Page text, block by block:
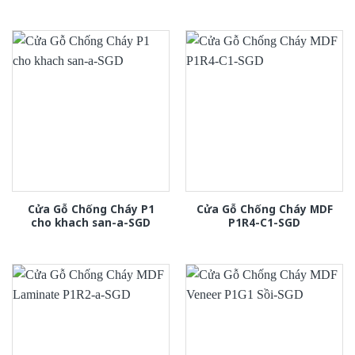
Cửa Gỗ Chống Cháy P1
cho khach san-a-SGD
Cửa Gỗ Chống Cháy MDF
P1R4-C1-SGD